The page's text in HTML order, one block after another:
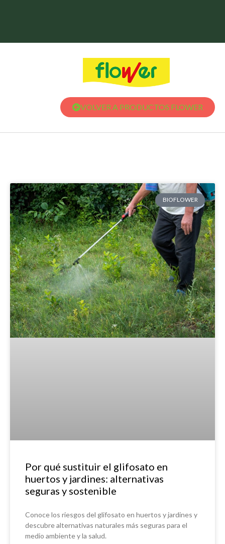
VOLVER A PRODUCTOS FLOWER
BIOFLOWER
Por qué sustituir el glifosato en
huertos y jardines: alternativas
seguras y sostenible
Conoce los riesgos del glifosato en huertos y jardines y
descubre alternativas naturales más seguras para el
medio ambiente y la salud.